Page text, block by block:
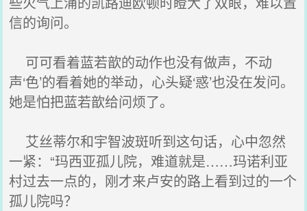
信的询问。
可可看着蓝若歆的动作也没有做声，不动
声‘色’的看着她的举动，心头疑‘惑’也没在发问。
她是怕把蓝若歆给问烦了。
艾丝蒂尔和宇智波斑听到这句话，心中忽然
一紧：“玛西亚孤儿院，难道就是……玛诺利亚
村过去一点的，刚才来卢安的路上看到过的一个
孤儿院吗？